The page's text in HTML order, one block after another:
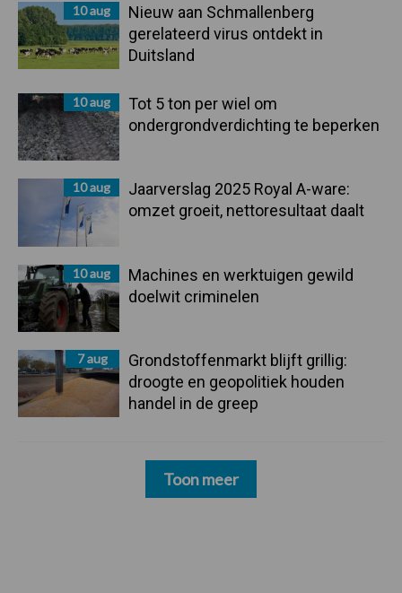
10 aug
Nieuw aan Schmallenberg
gerelateerd virus ontdekt in
Duitsland
10 aug
Tot 5 ton per wiel om
ondergrondverdichting te beperken
10 aug
Jaarverslag 2025 Royal A-ware:
omzet groeit, nettoresultaat daalt
10 aug
Machines en werktuigen gewild
doelwit criminelen
7 aug
Grondstoffenmarkt blijft grillig:
droogte en geopolitiek houden
handel in de greep
Toon meer